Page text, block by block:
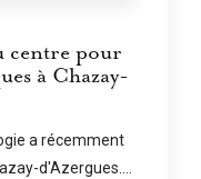
centre pour
à Chazay-
a récemment
d'Azergues....